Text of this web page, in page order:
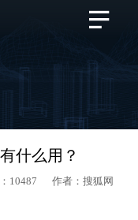
什么用？
10487 作者：搜狐网